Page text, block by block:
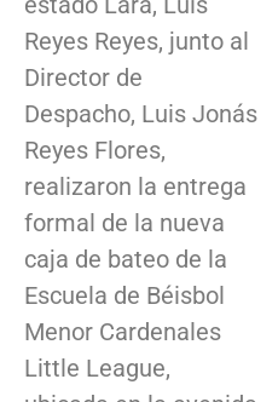
Reyes Reyes, junto al
Director de
Despacho, Luis Jonás
Reyes Flores,
realizaron la entrega
formal de la nueva
caja de bateo de la
Escuela de Béisbol
Menor Cardenales
Little League,